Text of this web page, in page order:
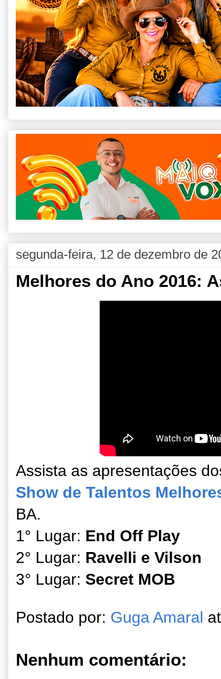
segunda-feira, 12 de dezembro de
Melhores do Ano 2016:
Assista as apresentações
Show de Talentos
BA.
1° Lugar: End Off Play
2° Lugar: Ravelli e Vilson
3° Lugar: Secret MOB
Postado por: Guga Amaral
Nenhum comentário: